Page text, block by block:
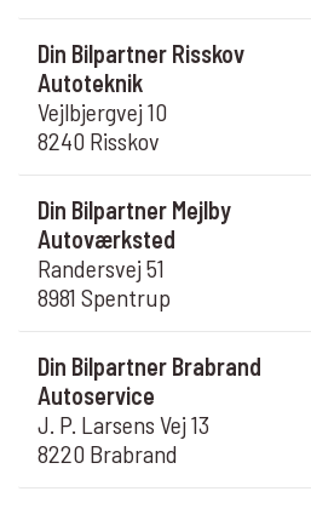
Din Bilpartner Risskov
Autoteknik
Vejlbjergvej 10
8240 Risskov
Din Bilpartner Mejlby
Autoværksted
Randersvej 51
8981 Spentrup
Din Bilpartner Brabrand
Autoservice
J. P. Larsens Vej 13
8220 Brabrand